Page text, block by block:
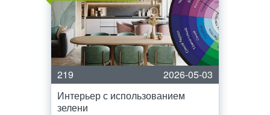
219
2026-05-03
Интерьер с использованием
зелени